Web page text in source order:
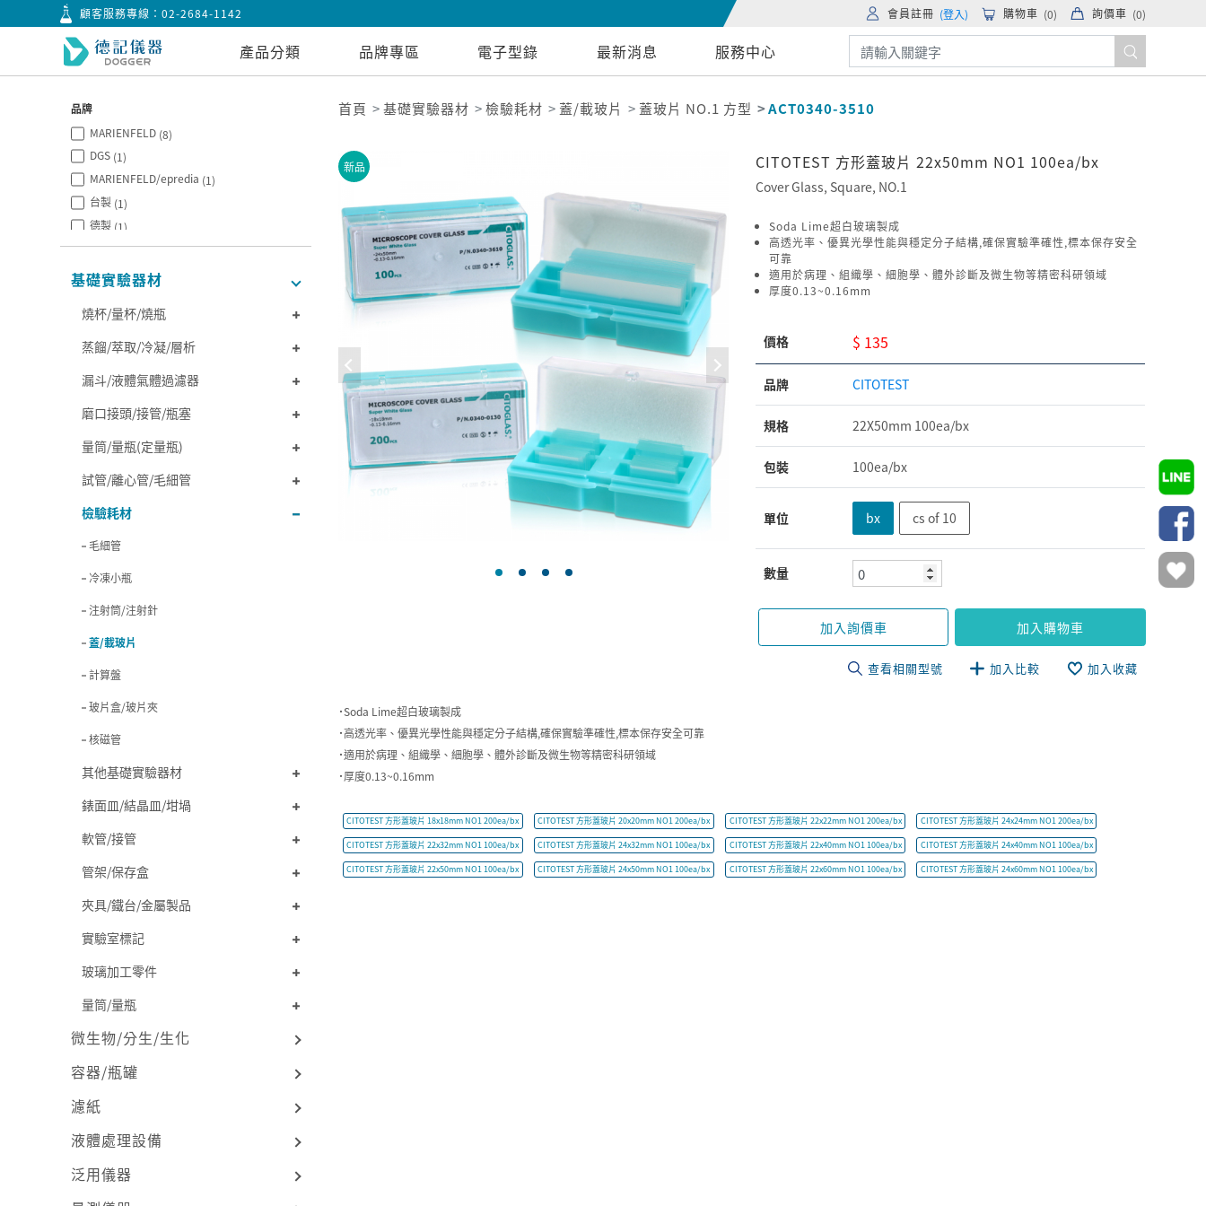
顧客服務專線：02-2684-1142 會員註冊 (登入) 購物車 (0) 詢價車 (0)
產品分類 品牌專區 電子型錄 最新消息 服務中心
品牌
MARIENFELD (8)
DGS (1)
MARIENFELD/epredia (1)
台製 (1)
德製 (1)
CITOTEST(6)
基礎實驗器材
燒杯/量杯/燒瓶
蒸餾/萃取/冷凝/層析
漏斗/液體氣體過濾器
磨口接頭/接管/瓶塞
量筒/量瓶(定量瓶)
試管/離心管/毛細管
檢驗耗材
毛細管
冷凍小瓶
注射筒/注射針
蓋/載玻片
計算盤
玻片盒/玻片夾
核磁管
其他基礎實驗器材
錶面皿/結晶皿/坩堝
軟管/接管
管架/保存盒
夾具/鐵台/金屬製品
實驗室標記
玻璃加工零件
量筒/量瓶
微生物/分生/生化
容器/瓶罐
濾紙
液體處理設備
泛用儀器
首頁 基礎實驗器材 檢驗耗材 蓋/載玻片 蓋玻片 NO.1 方型 ACT0340-3510
新品 CITOTEST 方形蓋玻片 22x50mm NO1 100ea/bx
Cover Glass, Square, NO.1
Soda Lime超白玻璃製成
高透光率、優異光學性能與穩定分子結構,確保實驗準確性,標本保存安全
可靠
適用於病理、組織學、細胞學、體外診斷及微生物等精密科研領域
厚度0.13~0.16mm
價格 $ 135
品牌 CITOTEST
規格 22X50mm 100ea/bx
包裝 100ea/bx
單位 bx cs of 10
數量
加入詢價車 加入購物車
查看相關型號 加入比較 加入收藏
˙Soda Lime超白玻璃製成
˙高透光率、優異光學性能與穩定分子結構,確保實驗準確性,標本保存安全可靠
˙適用於病理、組織學、細胞學、體外診斷及微生物等精密科研領域
˙厚度0.13~0.16mm
CITOTEST 方形蓋玻片 18x18mm NO1 200ea/bx CITOTEST 方形蓋玻片 20x20mm NO1 200ea/bx CITOTEST 方形蓋玻片 22x22mm NO1 200ea/bx CITOTEST 方形蓋玻片 24x24mm NO1 200ea/bx
CITOTEST 方形蓋玻片 22x32mm NO1 100ea/bx CITOTEST 方形蓋玻片 24x32mm NO1 100ea/bx CITOTEST 方形蓋玻片 22x40mm NO1 100ea/bx CITOTEST 方形蓋玻片 24x40mm NO1 100ea/bx
CITOTEST 方形蓋玻片 22x50mm NO1 100ea/bx CITOTEST 方形蓋玻片 24x50mm NO1 100ea/bx CITOTEST 方形蓋玻片 22x60mm NO1 100ea/bx CITOTEST 方形蓋玻片 24x60mm NO1 100ea/bx